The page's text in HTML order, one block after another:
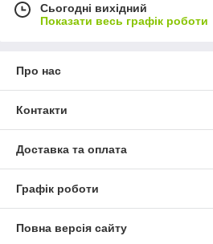
Сьогодні вихідний
Показати весь графік роботи
Про нас
Контакти
Доставка та оплата
Графік роботи
Повна версія сайту